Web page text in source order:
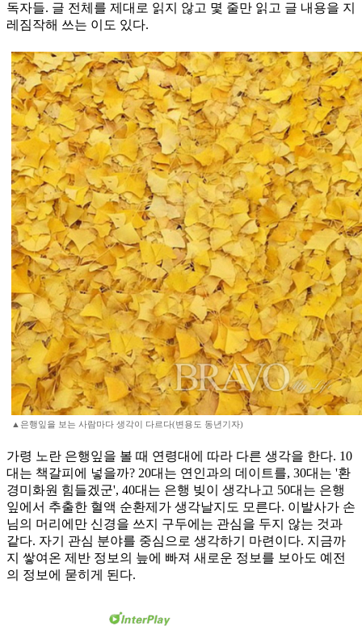
독자들. 글 전체를 제대로 읽지 않고 몇 줄만 읽고 글 내용을 지
레짐작해 쓰는 이도 있다.
▲은행잎을 보는 사람마다 생각이 다르다(변용도 동년기자)
가령 노란 은행잎을 볼 때 연령대에 따라 다른 생각을 한다. 10
대는 책갈피에 넣을까? 20대는 연인과의 데이트를, 30대는 '환
경미화원 힘들겠군', 40대는 은행 빚이 생각나고 50대는 은행
잎에서 추출한 혈액 순환제가 생각날지도 모른다. 이발사가 손
님의 머리에만 신경을 쓰지 구두에는 관심을 두지 않는 것과
같다. 자기 관심 분야를 중심으로 생각하기 마련이다. 지금까
지 쌓여온 제반 정보의 늪에 빠져 새로운 정보를 보아도 예전
의 정보에 묻히게 된다.